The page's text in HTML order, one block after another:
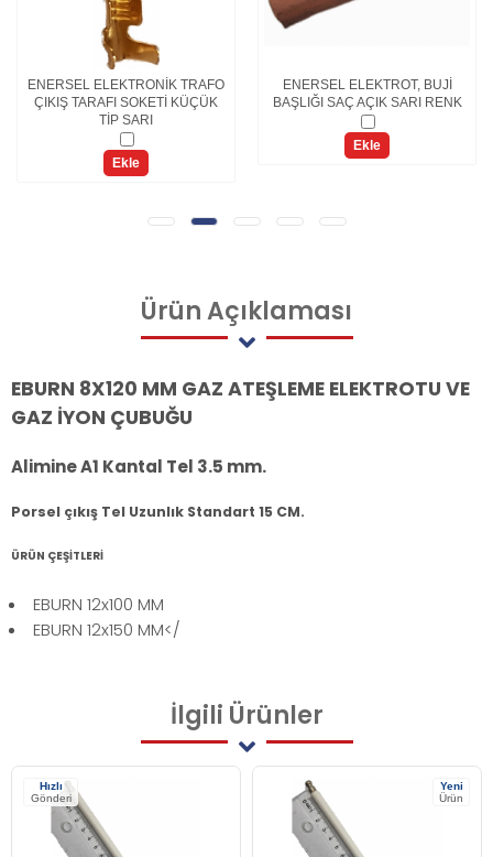
ENERSEL ELEKTRONİK TRAFO
ÇIKIŞ TARAFI SOKETİ KÜÇÜK
TİP SARI
Ekle
ENERSEL ELEKTROT, BUJİ
BAŞLIĞI SAÇ AÇIK SARI RENK
Ekle
ÜrünAçıklaması
EBURN 8X120 MM GAZ ATEŞLEME ELEKTROTU VE
GAZ İYON ÇUBUĞU
Alimine A1 Kantal Tel 3.5 mm.
Porsel çıkış Tel Uzunlık Standart 15 CM.
ÜRÜN ÇEŞİTLERİ
EBURN 12x100 MM
EBURN 12x150 MM</
İlgili Ürünler
Hızlı
Gönderi
Yeni
Ürün